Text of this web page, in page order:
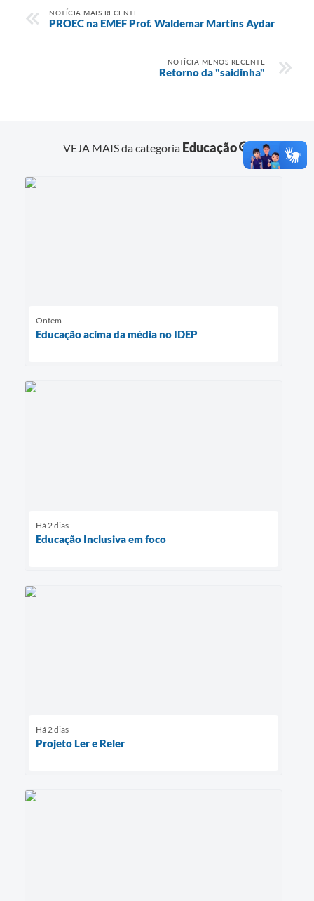
NOTÍCIA MAIS RECENTE
PROEC na EMEF Prof. Waldemar Martins Aydar
NOTÍCIA MENOS RECENTE
Retorno da "saidinha"
VEJA MAIS da categoria Educação
Ontem
Educação acima da média no IDEP
Há 2 dias
Educação Inclusiva em foco
Há 2 dias
Projeto Ler e Reler